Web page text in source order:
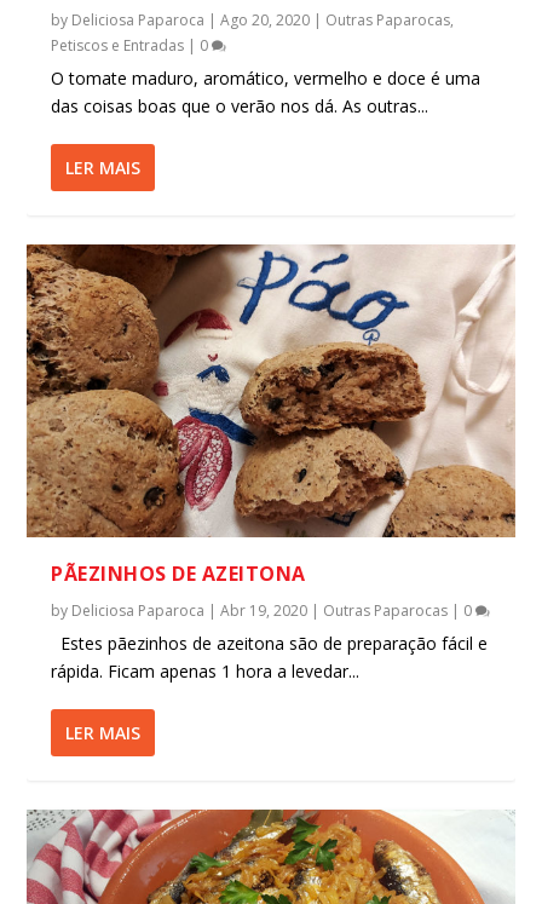
by Deliciosa Paparoca |Ago 20, 2020 Outras Paparocas,
Petiscos e Entradas
0
O tomate maduro, aromático, vermelho e doce é uma
das coisas boas que o verão nos dá. As outras...
LER MAIS
PÃEZINHOS DE AZEITONA
by Deliciosa Paparoca |Abr 19, 2020 | Outras Paparocas | 0
Estes pãezinhos de azeitona são de preparação fácil e
rápida. Ficam apenas 1 hora a levedar...
LER MAIS